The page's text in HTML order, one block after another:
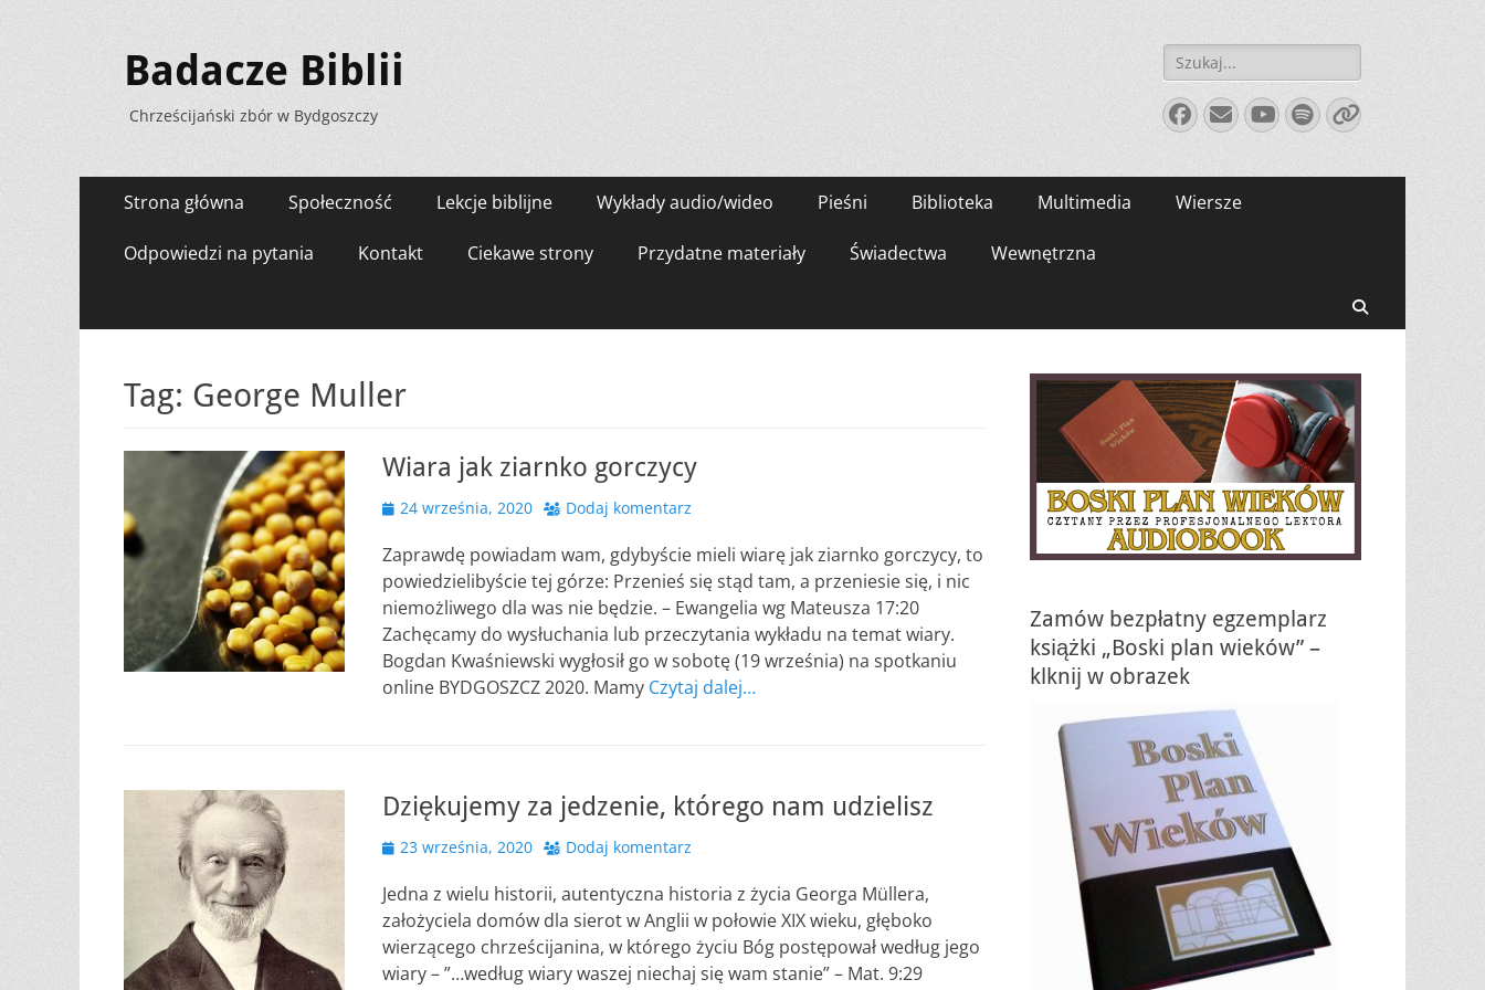
Badacze Biblii
Chrześcijański zbór w Bydgoszczy
Szukaj:
Facebook
E-
mail
YouTube
Spotify
Link
Menu
zawartości
Strona główna Społeczność Lekcje biblijne Wykłady audio/wideo Pieśni Biblioteka Multimedia Wiersze
Odpowiedzi na pytania Kontakt Ciekawe strony Przydatne materiały Świadectwa Wewnętrzna
Tag: George Muller
Wiara jak ziarnko gorczycy
Opublikowano
24 września, 2020 Dodaj komentarz
Zaprawdę powiadam wam, gdybyście mieli wiarę jak ziarnko gorczycy, to
powiedzielibyście tej górze: Przenieś się stąd tam, a przeniesie się, i nic
niemożliwego dla was nie będzie. – Ewangelia wg Mateusza 17:20
Zachęcamy do wysłuchania lub przeczytania wykładu na temat wiary.
Bogdan Kwaśniewski wygłosił go w sobotę (19 września) na spotkaniu
online BYDGOSZCZ 2020. Mamy Czytaj dalej…
Dziękujemy za jedzenie, którego nam udzielisz
Opublikowano
23 września, 2020 Dodaj komentarz
Jedna z wielu historii, autentyczna historia z życia Georga Müllera,
założyciela domów dla sierot w Anglii w połowie XIX wieku, głęboko
wierzącego chrześcijanina, w którego życiu Bóg postępował według jego
wiary – ”…według wiary waszej niechaj się wam stanie” – Mat. 9:29
Zamów bezpłatny egzemplarz
książki „Boski plan wieków” –
klknij w obrazek